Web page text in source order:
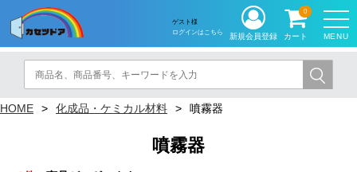
MENU
ゲスト様
ログインはこちら
新規会員登録 カート
0
HOME 化成品・ケミカル材料 噴霧器
噴霧器